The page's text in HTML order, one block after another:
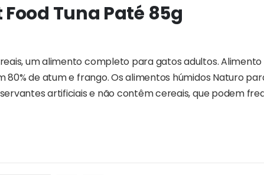
Tuna Paté 85g
um alimento completo para gatos adultos.
de atum e frango. Os alimentos húmidos Naturo
artificiais e não contêm cereais, que podem